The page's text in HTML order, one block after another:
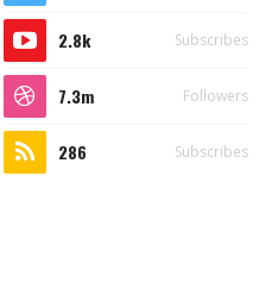
2.8k Subscribes
7.3m Followers
286 Subscribes